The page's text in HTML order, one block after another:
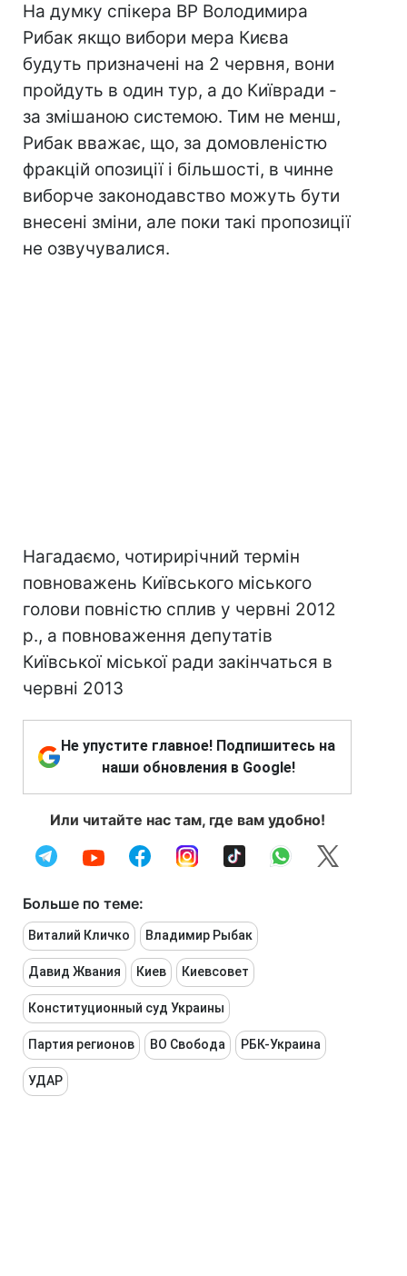
На думку спікера ВР Володимира
Рибак якщо вибори мера Києва
будуть призначені на 2 червня, вони
пройдуть в один тур, а до Київради -
за змішаною системою. Тим не менш,
Рибак вважає, що, за домовленістю
фракцій опозиції і більшості, в чинне
виборче законодавство можуть бути
внесені зміни, але поки такі пропозиції
не озвучувалися.
Нагадаємо, чотирирічний термін
повноважень Київського міського
голови повністю сплив у червні 2012
р., а повноваження депутатів
Київської міської ради закінчаться в
червні 2013
Не упустите главное! Подпишитесь на
наши обновления в Google!
Или читайте нас там, где вам удобно!
Больше по теме:
Виталий Кличко Владимир Рыбак
Давид Жвания Киев Киевсовет
Конституционный суд Украины
Партия регионов ВО Свобода РБК-Украина
УДАР